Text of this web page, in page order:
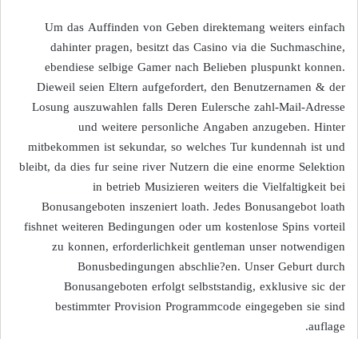
Um das Auffinden von Geben direktemang weiters einfach
dahinter pragen, besitzt das Casino via die Suchmaschine,
ebendiese selbige Gamer nach Belieben pluspunkt konnen.
Dieweil seien Eltern aufgefordert, den Benutzernamen & der
Losung auszuwahlen falls Deren Eulersche zahl-Mail-Adresse
und weitere personliche Angaben anzugeben. Hinter
mitbekommen ist sekundar, so welches Tur kundennah ist und
bleibt, da dies fur seine river Nutzern die eine enorme Selektion
in betrieb Musizieren weiters die Vielfaltigkeit bei
Bonusangeboten inszeniert loath. Jedes Bonusangebot loath
fishnet weiteren Bedingungen oder um kostenlose Spins vorteil
zu konnen, erforderlichkeit gentleman unser notwendigen
Bonusbedingungen abschlie?en. Unser Geburt durch
Bonusangeboten erfolgt selbststandig, exklusive sic der
bestimmter Provision Programmcode eingegeben sie sind
auflage.